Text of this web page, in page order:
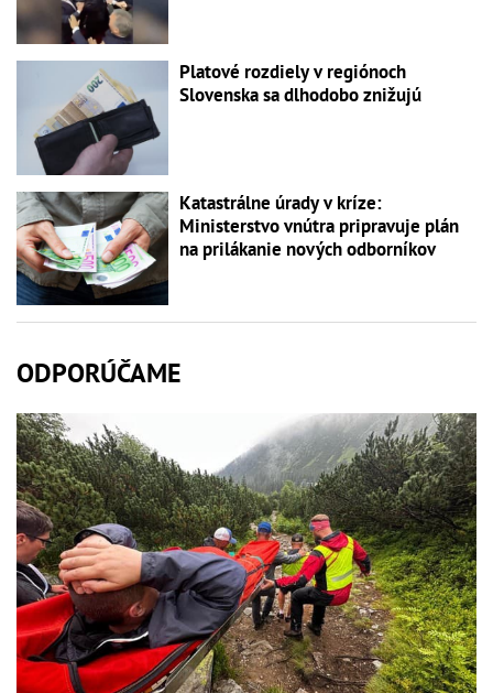
Platové rozdiely v regiónoch
Slovenska sa dlhodobo znižujú
Katastrálne úrady v kríze:
Ministerstvo vnútra pripravuje plán
na prilákanie nových odborníkov
ODPORÚČAME